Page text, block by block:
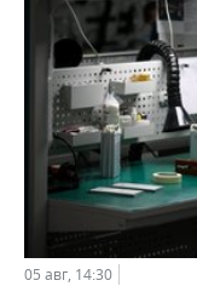
05 авг, 14:30